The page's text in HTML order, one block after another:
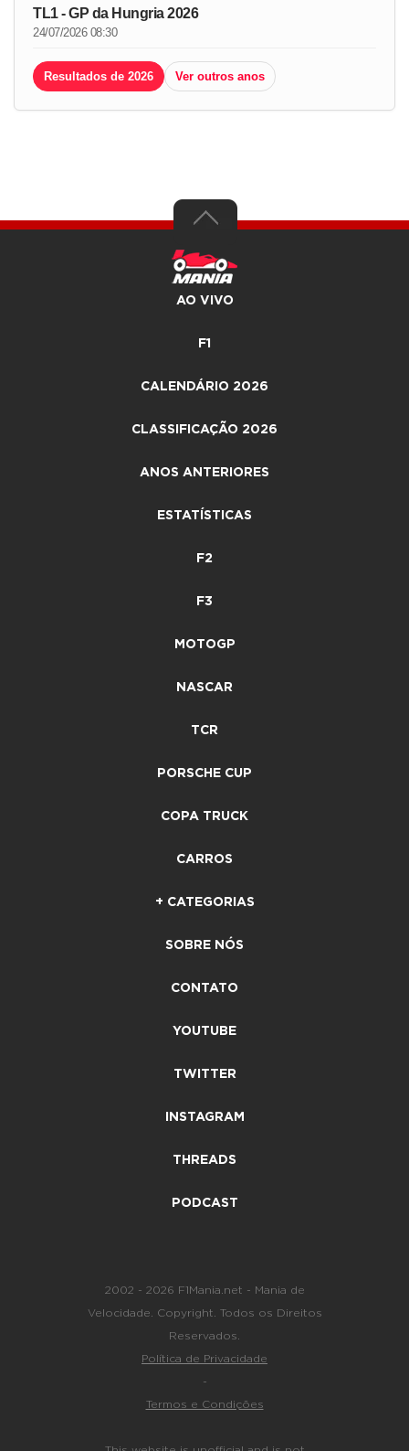
TL1 - GP da Hungria 2026
24/07/2026 08:30
Resultados de 2026 Ver outros anos
AO VIVO
F1
CALENDÁRIO 2026
CLASSIFICAÇÃO 2026
ANOS ANTERIORES
ESTATÍSTICAS
F2
F3
MOTOGP
NASCAR
TCR
PORSCHE CUP
COPA TRUCK
CARROS
+ CATEGORIAS
SOBRE NÓS
CONTATO
YOUTUBE
TWITTER
INSTAGRAM
THREADS
PODCAST
2002 - 2026 F1Mania.net - Mania de
Velocidade. Copyright. Todos os Direitos
Reservados.
Política de Privacidade
-
Termos e Condições